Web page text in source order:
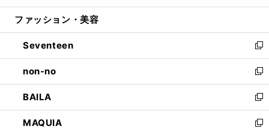
開
ウ
開
く
ン
ウ
で
開
く
ウ
ン
ド
ウ
で
開
く
ファッション・美容
Seventeen
新
し
い
ウ
ィ
ン
ド
non-no
新
し
い
ウ
ィ
BAILA
新
し
い
MAQUIA
新